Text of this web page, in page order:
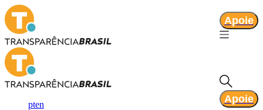
Apoie
pten Apoie